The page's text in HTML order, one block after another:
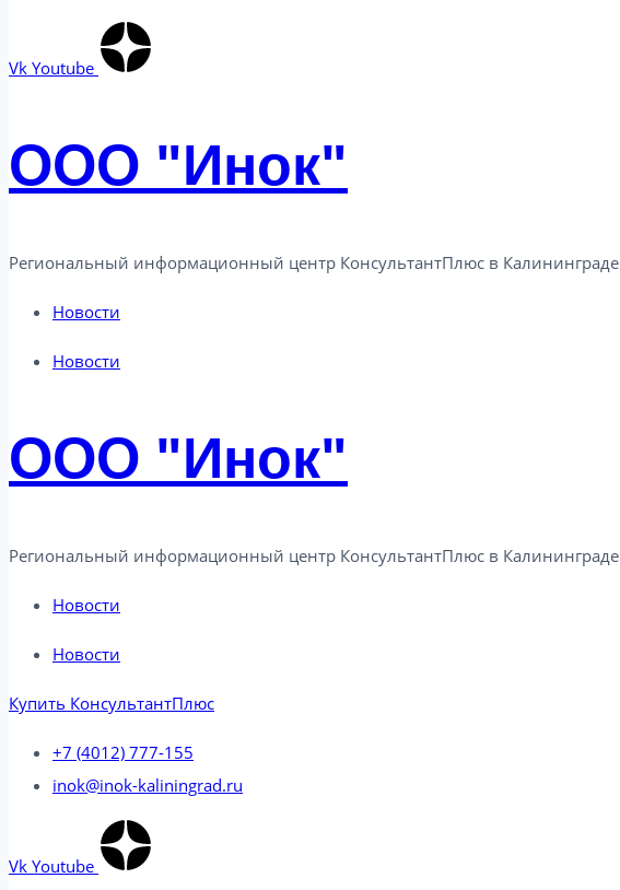
Vk Youtube
ООО "Инок"
Региональный информационный центр КонсультантПлюс в Калининграде​
Новости
Новости
ООО "Инок"
Региональный информационный центр КонсультантПлюс в Калининграде​
Новости
Новости
Купить КонсультантПлюс
+7 (4012) 777-155
inok@inok-kaliningrad.ru
Vk Youtube